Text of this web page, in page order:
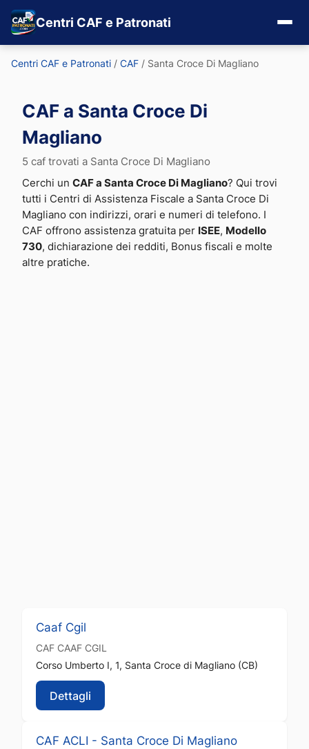
Centri CAF e Patronati
Centri CAF e Patronati / CAF / Santa Croce Di Magliano
CAF a Santa Croce Di
Magliano
5 caf trovati a Santa Croce Di Magliano
Cerchi un CAF a Santa Croce Di Magliano? Qui trovi
tutti i Centri di Assistenza Fiscale a Santa Croce Di
Magliano con indirizzi, orari e numeri di telefono. I
CAF offrono assistenza gratuita per ISEE, Modello
730, dichiarazione dei redditi, Bonus fiscali e molte
altre pratiche.
Caaf Cgil
CAF CAAF CGIL
Corso Umberto I, 1, Santa Croce di Magliano (CB)
Dettagli
CAF ACLI - Santa Croce Di Magliano